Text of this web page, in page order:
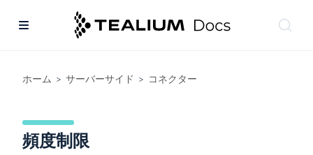
ホーム > サーバーサイド > コネクター
頻度制限